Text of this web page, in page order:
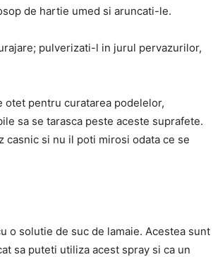
de hartie umed si aruncati-le.
pulverizati-l in jurul pervazurilor,
otet pentru curatarea podelelor,
sa se tarasca peste aceste suprafete.
casnic si nu il poti mirosi odata ce se
o solutie de suc de lamaie. Acestea sunt
sa puteti utiliza acest spray si ca un